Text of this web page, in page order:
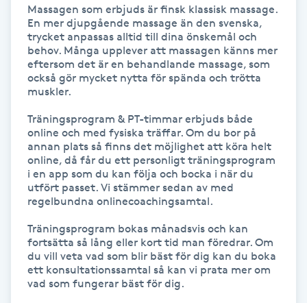
Herrklippning
HIFU
Hollywood Peel
Hot Stone Massage
Hot yoga
Hudföryngring
Huduppstramning
Hudvård
Massagen som erbjuds är finsk klassisk massage.
En mer djupgående massage än den svenska,
trycket anpassas alltid till dina önskemål och
behov. Många upplever att massagen känns mer
eftersom det är en behandlande massage, som
också gör mycket nytta för spända och trötta
muskler.
Träningsprogram & PT-timmar erbjuds både
online och med fysiska träffar. Om du bor på
annan plats så finns det möjlighet att köra helt
online, då får du ett personligt träningsprogram
i en app som du kan följa och bocka i när du
utfört passet. Vi stämmer sedan av med
regelbundna onlinecoachingsamtal.
Träningsprogram bokas månadsvis och kan
fortsätta så lång eller kort tid man föredrar. Om
du vill veta vad som blir bäst för dig kan du boka
ett konsultationssamtal så kan vi prata mer om
vad som fungerar bäst för dig.